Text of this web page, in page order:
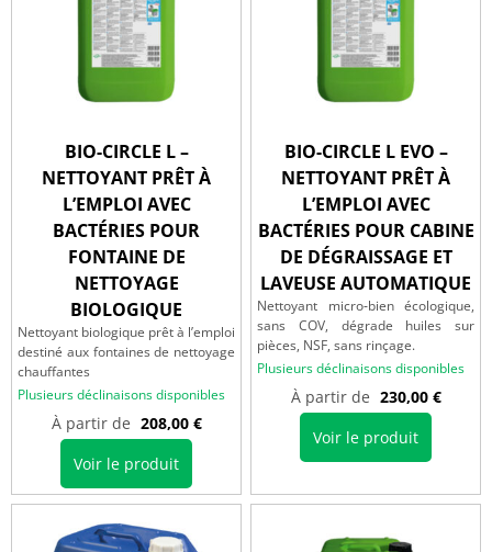
BIO-CIRCLE L –
NETTOYANT PRÊT À
L’EMPLOI AVEC
BACTÉRIES POUR
FONTAINE DE
NETTOYAGE
BIOLOGIQUE
Nettoyant biologique prêt à l’emploi
destiné aux fontaines de nettoyage
chauffantes
Plusieurs déclinaisons disponibles
À partir de 208,00 €
Voir le produit
BIO-CIRCLE L EVO –
NETTOYANT PRÊT À
L’EMPLOI AVEC
BACTÉRIES POUR CABINE
DE DÉGRAISSAGE ET
LAVEUSE AUTOMATIQUE
Nettoyant micro‑bien écologique,
sans COV, dégrade huiles sur
pièces, NSF, sans rinçage.
Plusieurs déclinaisons disponibles
À partir de 230,00 €
Voir le produit